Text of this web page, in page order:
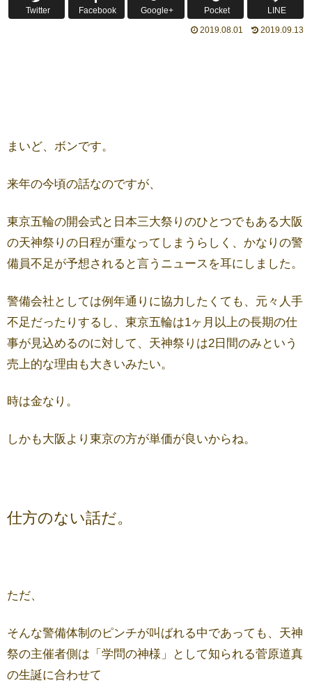
Twitter Facebook Google+ Pocket
LINE
2019.08.01
2019.09.13
まいど、ボンです。
来年の今頃の話なのですが、
東京五輪の開会式と日本三大祭りのひとつでもある大阪
の天神祭りの日程が重なってしまうらしく、かなりの警
備員不足が予想されると言うニュースを耳にしました。
警備会社としては例年通りに協力したくても、元々人手
不足だったりするし、東京五輪は1ヶ月以上の長期の仕
事が見込めるのに対して、天神祭りは2日間のみという
売上的な理由も大きいみたい。
時は金なり。
しかも大阪より東京の方が単価が良いからね。
仕方のない話だ。
ただ、
そんな警備体制のピンチが叫ばれる中であっても、天神
祭の主催者側は「学問の神様」として知られる菅原道真
の生誕に合わせて